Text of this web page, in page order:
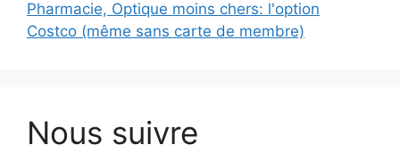
Pharmacie, Optique moins chers: l'option
Costco (même sans carte de membre)
Nous suivre